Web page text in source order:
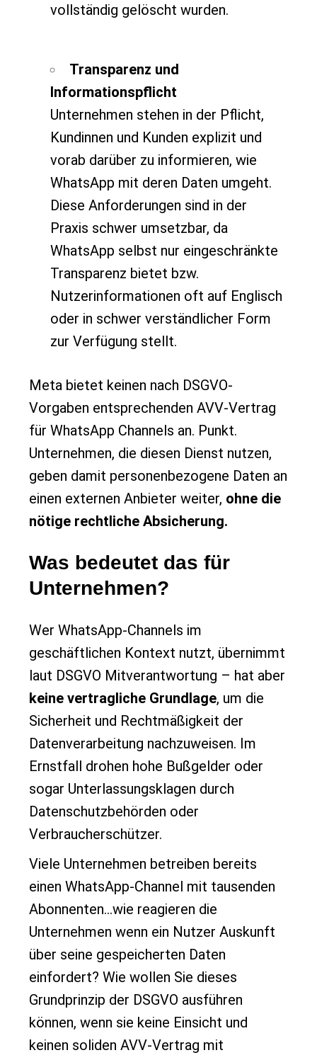
vollständig gelöscht wurden.
Transparenz und
Informationspflicht
Unternehmen stehen in der Pflicht,
Kundinnen und Kunden explizit und
vorab darüber zu informieren, wie
WhatsApp mit deren Daten umgeht.
Diese Anforderungen sind in der
Praxis schwer umsetzbar, da
WhatsApp selbst nur eingeschränkte
Transparenz bietet bzw.
Nutzerinformationen oft auf Englisch
oder in schwer verständlicher Form
zur Verfügung stellt.
Meta bietet keinen nach DSGVO-
Vorgaben entsprechenden AVV-Vertrag
für WhatsApp Channels an. Punkt.
Unternehmen, die diesen Dienst nutzen,
geben damit personenbezogene Daten an
einen externen Anbieter weiter, ohne die
nötige rechtliche Absicherung.
Was bedeutet das für
Unternehmen?
Wer WhatsApp-Channels im
geschäftlichen Kontext nutzt, übernimmt
laut DSGVO Mitverantwortung – hat aber
keine vertragliche Grundlage, um die
Sicherheit und Rechtmäßigkeit der
Datenverarbeitung nachzuweisen. Im
Ernstfall drohen hohe Bußgelder oder
sogar Unterlassungsklagen durch
Datenschutzbehörden oder
Verbraucherschützer.
Viele Unternehmen betreiben bereits
einen WhatsApp-Channel mit tausenden
Abonnenten…wie reagieren die
Unternehmen wenn ein Nutzer Auskunft
über seine gespeicherten Daten
einfordert? Wie wollen Sie dieses
Grundprinzip der DSGVO ausführen
können, wenn sie keine Einsicht und
keinen soliden AVV-Vertrag mit